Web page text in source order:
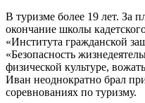
В туризме более 19 лет. За
окончание школы
«Института гражданской
«Безопасность
физической культуре,
Иван неоднократно брал
соревнованиях по туризму.